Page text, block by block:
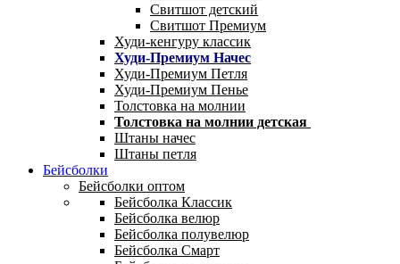
Свитшот детский
Свитшот Премиум
Худи-кенгуру классик
Худи-Премиум Начес
Худи-Премиум Петля
Худи-Премиум Пенье
Толстовка на молнии
Толстовка на молнии детская
Штаны начес
Штаны петля
Бейсболки
Бейсболки оптом
Бейсболка Классик
Бейсболка велюр
Бейсболка полувелюр
Бейсболка Смарт